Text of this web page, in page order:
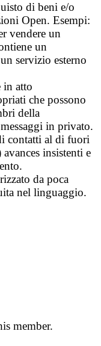
di beni e/o
Open. Esempi:
vendere un
un
servizio esterno
in atto
che possono
della
in privato.
contatti al di fuori
insistenti e
da poca
nel linguaggio.
member.